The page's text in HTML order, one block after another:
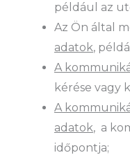
például az
Az Ön által
adatok,
A
kérése vagy
A
adatok, a
időpontja;